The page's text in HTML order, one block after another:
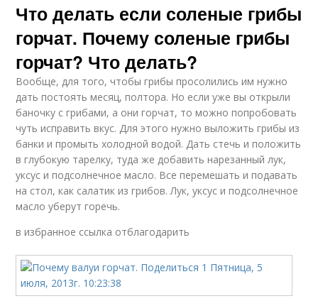
Что делать если соленые грибы
горчат. Почему соленые грибы
горчат? Что делать?
Вообще, для того, чтобы грибы просолились им нужно
дать постоять месяц, полтора. Но если уже вы открыли
баночку с грибами, а они горчат, то можно попробовать
чуть исправить вкус. Для этого нужно выложить грибы из
банки и промыть холодной водой. Дать стечь и положить
в глубокую тарелку, туда же добавить нарезанный лук,
уксус и подсолнечное масло. Все перемешать и подавать
на стол, как салатик из грибов. Лук, уксус и подсолнечное
масло уберут горечь.
в избранное ссылка отблагодарить